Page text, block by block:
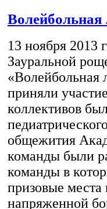
13 ноября 2013
Зауральной
приняли
коллективов
общежития
команды были
команды в
призовые
напряженной